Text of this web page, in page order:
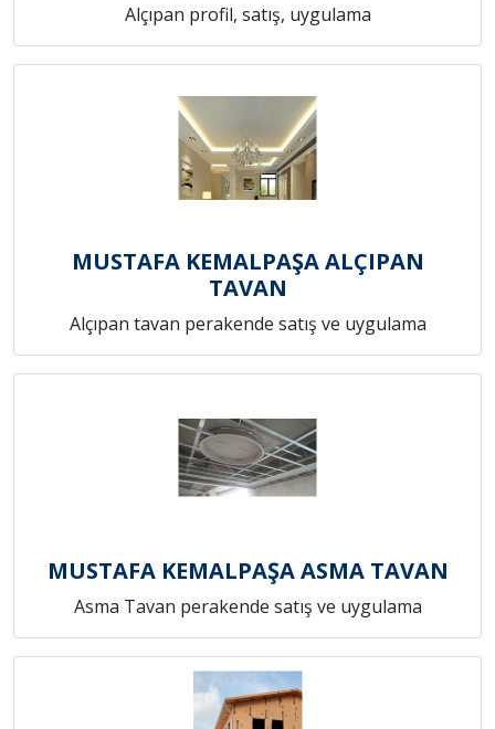
Alçıpan profil, satış, uygulama
MUSTAFA KEMALPAŞA ALÇIPAN
TAVAN
Alçıpan tavan perakende satış ve uygulama
MUSTAFA KEMALPAŞA ASMA TAVAN
Asma Tavan perakende satış ve uygulama